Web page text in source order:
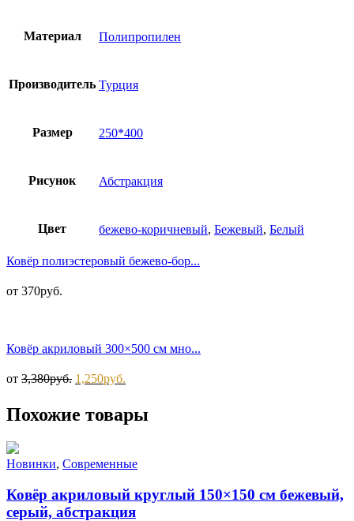
Материал Полипропилен
Производитель Турция
Размер 250*400
Рисунок Абстракция
Цвет бежево-коричневый, Бежевый, Белый
Ковёр полиэстеровый бежево-бор...
от 370руб.
Ковёр акриловый 300×500 см мно...
от 3,380руб. 1,250руб.
Похожие товары
Новинки, Современные
Ковёр акриловый круглый 150×150 см бежевый,
серый, абстракция